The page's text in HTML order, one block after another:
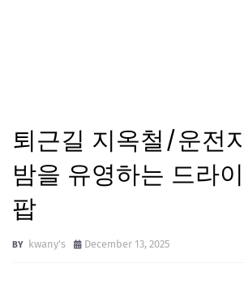
퇴근길 지옥철/운전
밤을 유영하는 드라
팝
kwany's December 13, 2025